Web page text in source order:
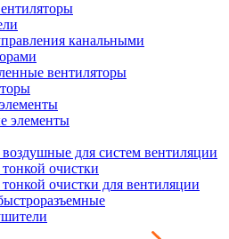
канальными
вентиляторы
элементы
для систем вентиляции
очистки
очистки для вентиляции